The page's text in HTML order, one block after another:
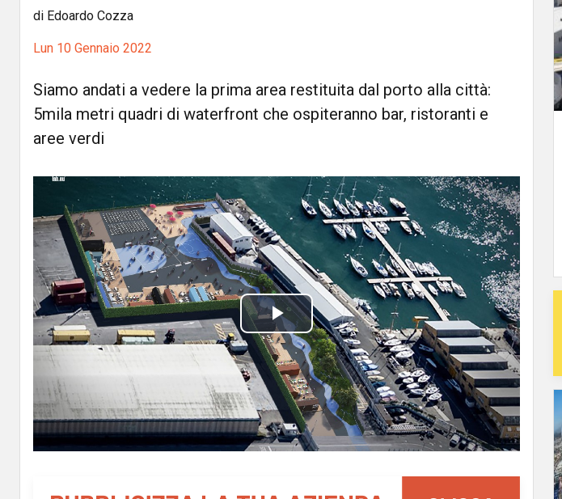
di Edoardo Cozza
Lun 10 Gennaio 2022
Siamo andati a vedere la prima area restituita dal porto alla città:
5mila metri quadri di waterfront che ospiteranno bar, ristoranti e
aree verdi
P
l
a
y